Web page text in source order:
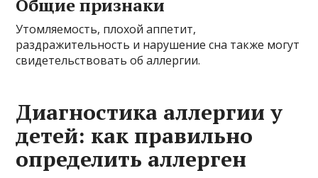
Общие признаки
Утомляемость, плохой аппетит,
раздражительность и нарушение сна также могут
свидетельствовать об аллергии.
Диагностика аллергии у
детей: как правильно
определить аллерген